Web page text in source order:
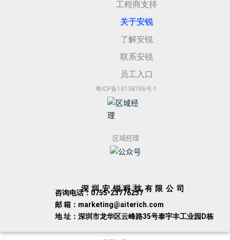
工程商支持
关于安锐
了解安锐
联系安锐
员工入口
粤ICP备18138706号-1
区域经理
公众号
深圳安锐科技有限公司
咨询电话：0755-23776237
邮 箱：marketing@aiterich.com
地 址：深圳市龙华区云峰路35号泰宇丰工业园D栋